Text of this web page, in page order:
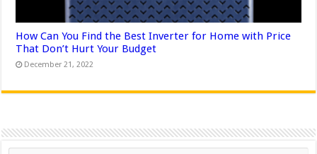
How Can You Find the Best Inverter for Home with Price
That Don’t Hurt Your Budget
December 21, 2022